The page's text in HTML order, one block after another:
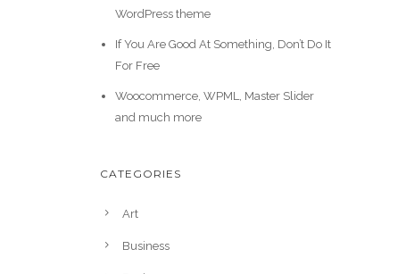
WordPress theme
If You Are Good At Something, Don’t Do It
For Free
Woocommerce, WPML, Master Slider
and much more
CATEGORIES
Art
Business